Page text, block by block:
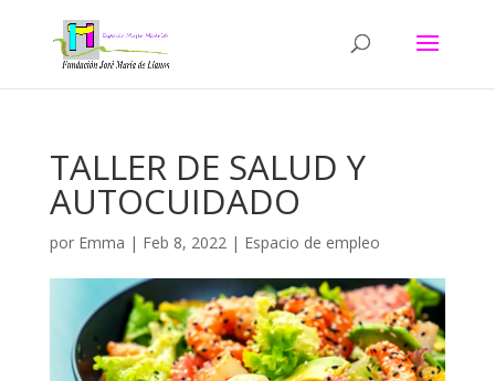
TALLER DE SALUD Y
AUTOCUIDADO
por Emma | Feb 8, 2022| Espacio de empleo